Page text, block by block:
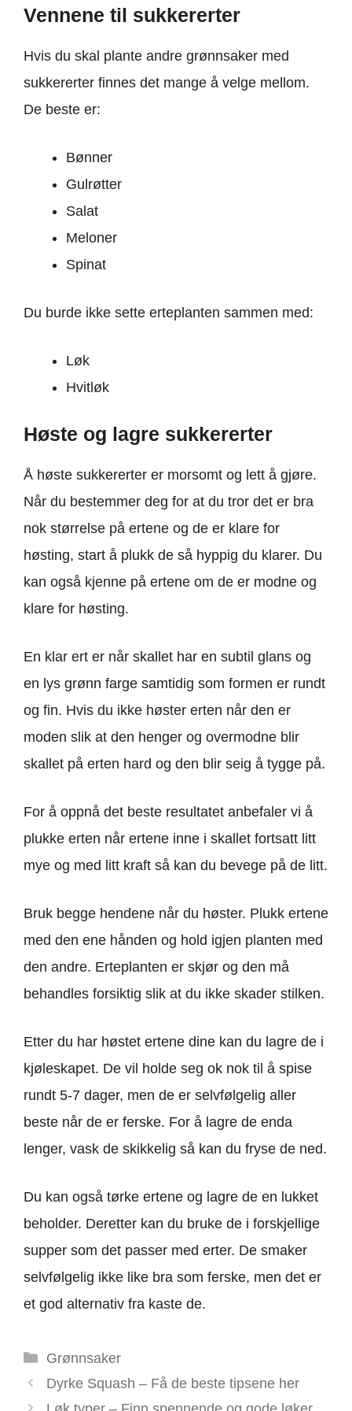
Vennene til sukkererter
Hvis du skal plante andre grønnsaker med
sukkererter finnes det mange å velge mellom.
De beste er:
Bønner
Gulrøtter
Salat
Meloner
Spinat
Du burde ikke sette erteplanten sammen med:
Løk
Hvitløk
Høste og lagre sukkererter
Å høste sukkererter er morsomt og lett å gjøre.
Når du bestemmer deg for at du tror det er bra
nok størrelse på ertene og de er klare for
høsting, start å plukk de så hyppig du klarer. Du
kan også kjenne på ertene om de er modne og
klare for høsting.
En klar ert er når skallet har en subtil glans og
en lys grønn farge samtidig som formen er rundt
og fin. Hvis du ikke høster erten når den er
moden slik at den henger og overmodne blir
skallet på erten hard og den blir seig å tygge på.
For å oppnå det beste resultatet anbefaler vi å
plukke erten når ertene inne i skallet fortsatt litt
mye og med litt kraft så kan du bevege på de litt.
Bruk begge hendene når du høster. Plukk ertene
med den ene hånden og hold igjen planten med
den andre. Erteplanten er skjør og den må
behandles forsiktig slik at du ikke skader stilken.
Etter du har høstet ertene dine kan du lagre de i
kjøleskapet. De vil holde seg ok nok til å spise
rundt 5-7 dager, men de er selvfølgelig aller
beste når de er ferske. For å lagre de enda
lenger, vask de skikkelig så kan du fryse de ned.
Du kan også tørke ertene og lagre de en lukket
beholder. Deretter kan du bruke de i forskjellige
supper som det passer med erter. De smaker
selvfølgelig ikke like bra som ferske, men det er
et god alternativ fra kaste de.
Kategorier
Grønnsaker
Dyrke Squash – Få de beste tipsene her